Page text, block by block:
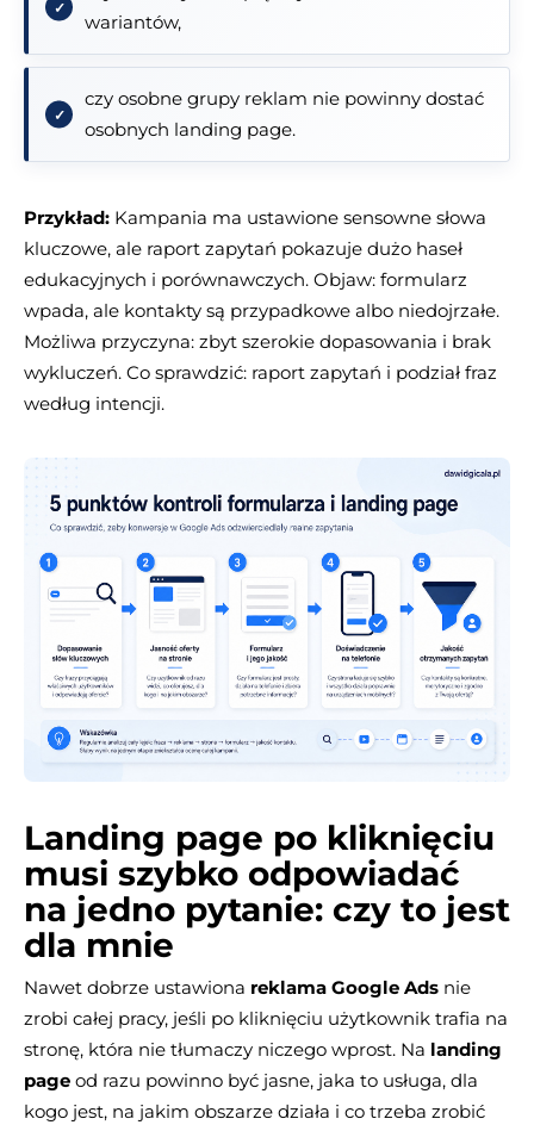
wariantów,
czy osobne grupy reklam nie powinny dostać
osobnych landing page.
Przykład: Kampania ma ustawione sensowne słowa
kluczowe, ale raport zapytań pokazuje dużo haseł
edukacyjnych i porównawczych. Objaw: formularz
wpada, ale kontakty są przypadkowe albo niedojrzałe.
Możliwa przyczyna: zbyt szerokie dopasowania i brak
wykluczeń. Co sprawdzić: raport zapytań i podział fraz
według intencji.
Landing page po kliknięciu
musi szybko odpowiadać
na jedno pytanie: czy to jest
dla mnie
Nawet dobrze ustawiona reklama Google Ads nie
zrobi całej pracy, jeśli po kliknięciu użytkownik trafia na
stronę, która nie tłumaczy niczego wprost. Na landing
page od razu powinno być jasne, jaka to usługa, dla
kogo jest, na jakim obszarze działa i co trzeba zrobić